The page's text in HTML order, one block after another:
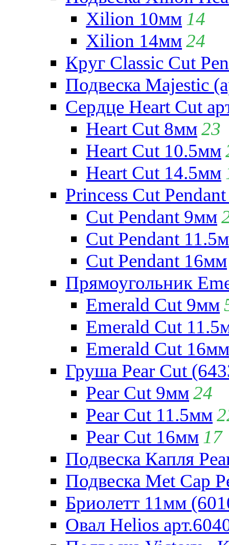
Xilion 10мм 14
Xilion 14мм24
Круг Classic Cut
Подвеска Majestic
Сердце Heart Cut
Heart Cut 8мм23
Heart Cut 10.5мм
Heart Cut 14.5мм
Princess Cut
Cut Pendant 9мм
Cut Pendant
Cut Pendant 16мм
Прямоугольник
Emerald Cut 9мм
Emerald Cut
Emerald Cut 16мм
Груша Pear Cut
Pear Cut 9мм24
Pear Cut 11.5мм
Pear Cut 16мм 17
Подвеска Капля
Подвеска Met Cap
Бриолетт 11мм
Овал Helios